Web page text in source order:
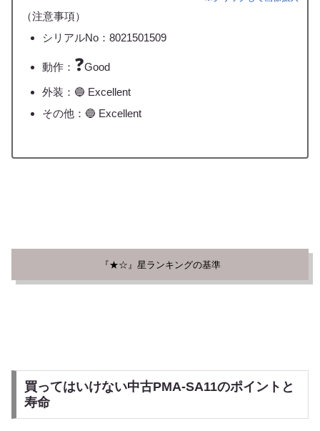
（注意事項）
シリアルNo：8021501509
動作： ❓Good
外装：🔵 Excellent
その他：🔵 Excellent
『★☆』星ランキングの基準
買ってはいけない中古PMA-SA11のポイントと
寿命